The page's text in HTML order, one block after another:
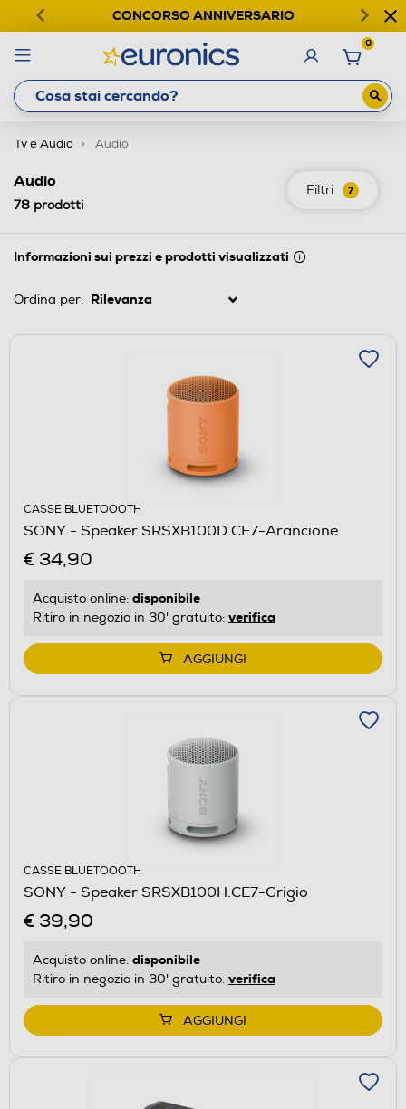
CONCORSO ANNIVERSARIO
0
Tv e Audio Audio
Filtri 7
Audio
78 prodotti
Informazioni sui prezzi e prodotti visualizzati
Ordina per:
CASSE BLUETOOOTH
SONY - Speaker SRSXB100D.CE7-Arancione
€ 34,90
Acquisto online: disponibile
Ritiro in negozio in 30' gratuito: verifica
AGGIUNGI
CASSE BLUETOOOTH
SONY - Speaker SRSXB100H.CE7-Grigio
€ 39,90
Acquisto online: disponibile
Ritiro in negozio in 30' gratuito: verifica
AGGIUNGI